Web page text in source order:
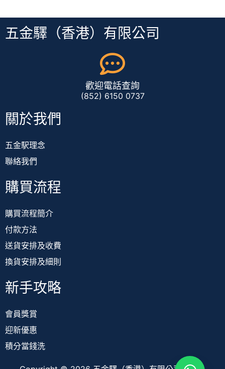
五金驛（香港）有限公司
歡迎電話查詢
(852) 6150 0737
關於我們
五金駅理念
聯絡我們
購買流程
購買流程簡介
付款方法
送貨安排及收費
換貨安排及細則
新手攻略
會員獎賞
迎新優惠
積分當錢洗